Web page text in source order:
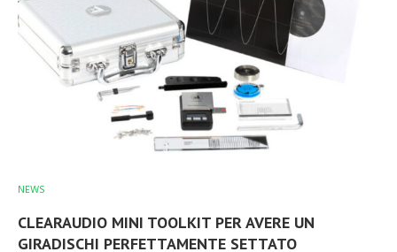
NEWS
CLEARAUDIO MINI TOOLKIT PER AVERE UN
GIRADISCHI PERFETTAMENTE SETTATO